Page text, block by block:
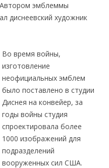
эмблеммы
диснеевский художник
Во время войны,
изготовление
неофициальных эмблем
было поставлено в студии
Диснея на конвейер, за
годы войны студия
спроектировала более
1000 изображений для
подразделений
вооруженных сил США.